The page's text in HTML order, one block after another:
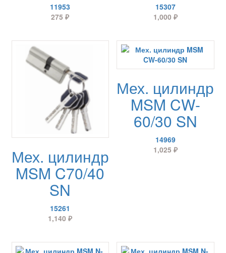
11953
275₽
15307
1,000 ₽
Мех. цилиндр
MSM C70/40
SN
15261
1,140₽
Мех. цилиндр
MSM CW-
60/30 SN
14969
1,025 ₽